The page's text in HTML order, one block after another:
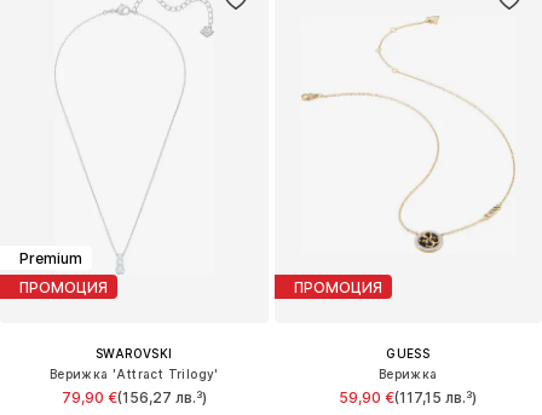
Premium
ПРОМОЦИЯ
SWAROVSKI
Верижка 'Attract Trilogy'
79,90 €(156,27 лв.³)
ПРОМОЦИЯ
GUESS
Верижка
59,90 €(117,15 лв.³)